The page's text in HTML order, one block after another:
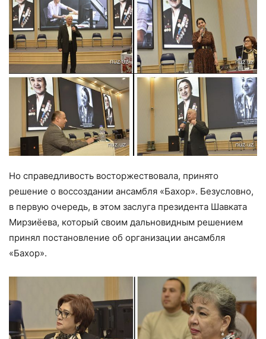
Но справедливость восторжествовала, принято
решение о воссоздании ансамбля «Бахор». Безусловно,
в первую очередь, в этом заслуга президента Шавката
Мирзиёева, который своим дальновидным решением
принял постановление об организации ансамбля
«Бахор».